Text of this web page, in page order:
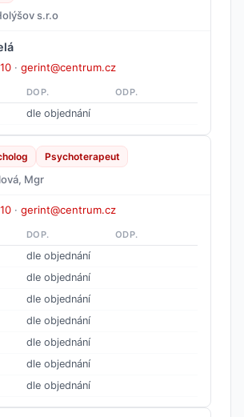
s.r.o
· gerint@centrum.cz
DOP. ODP.
dle objednání
Psychoterapeut
Mgr
· gerint@centrum.cz
DOP. ODP.
dle objednání
dle objednání
dle objednání
dle objednání
dle objednání
dle objednání
dle objednání